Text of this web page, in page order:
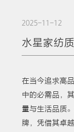
2025-11-12
水星家纺
在当今追求高
中的必需品，
量与生活品质
牌，凭借其卓